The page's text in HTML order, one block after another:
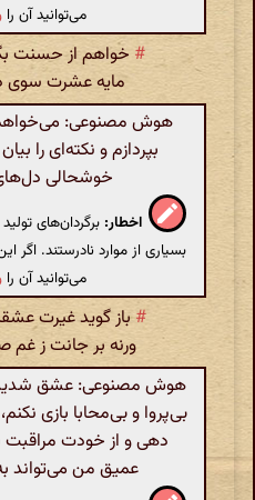
می‌توانید آن را
# خواهم از حسنت
مایه عشرت سوی
هوش مصنوعی: می‌خواهم
بپردازم و نکته‌ای را
خوشحالی
اخطار: برگردان‌های
بسیاری از موارد نادرستند.
می‌توانید آن را
#باز گوید غیرت
ورنه بر جانت ز غم
هوش مصنوعی: عشق
بی‌پروا و بی‌محابا بازی
دهی و از خودت مراقبت
عمیق من می‌تواند